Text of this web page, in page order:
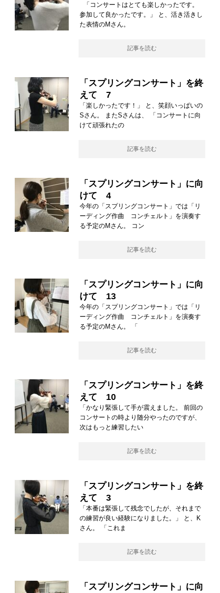
「コンサートはとても楽しかったです。
参加して良かったです。」 と、活き活きし
た表情のMさん。
記事を読む
「スプリングコンサート」を終
えて 7
「楽しかったです！」 と、笑顔いっぱいの
Sさん。 またSさんは、 「コンサートに向
けて頑張れたの
記事を読む
「スプリングコンサート」に向
けて 4
今年の「スプリングコンサート」では「リ
ーディング作曲 コンチェルト」を演奏す
る予定のMさん。 コン
記事を読む
「スプリングコンサート」に向
けて 13
今年の「スプリングコンサート」では「リ
ーディング作曲 コンチェルト」を演奏す
る予定のMさん。 「
記事を読む
「スプリングコンサート」を終
えて 10
「かなり緊張して手が震えました。 前回の
コンサートの時より随分やったのですが、
次はもっと練習したい
記事を読む
「スプリングコンサート」を終
えて 3
「本番は緊張して残念でしたが、それまで
の練習が良い経験になりました。」 と、K
さん。 「これま
記事を読む
「スプリングコンサート」に向